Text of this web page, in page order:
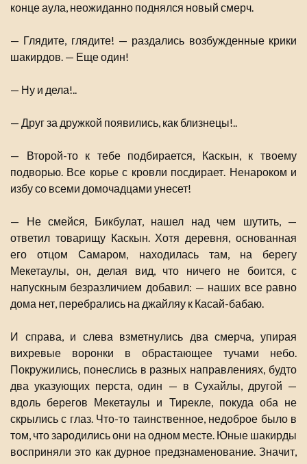
конце аула, неожиданно поднялся новый смерч.
— Глядите, глядите! — раздались возбужденные крики
шакирдов. — Еще один!
— Ну и дела!..
— Друг за дружкой появились, как близнецы!..
— Второй-то к тебе подбирается, Каскын, к твоему
подворью. Все корье с кровли посдирает. Ненароком и
избу со всеми домочадцами унесет!
— Не смейся, Бикбулат, нашел над чем шутить, —
ответил товарищу Каскын. Хотя деревня, основанная
его отцом Самаром, находилась там, на берегу
Мекетаулы, он, делая вид, что ничего не боится, с
напускным безразличием добавил: — наших все равно
дома нет, перебрались на джайляу к Касай-бабаю.
И справа, и слева взметнулись два смерча, упирая
вихревые воронки в обрастающее тучами небо.
Покружились, понеслись в разных направлениях, будто
два указующих перста, один — в Сухайлы, другой —
вдоль берегов Мекетаулы и Тирекле, покуда оба не
скрылись с глаз. Что-то таинственное, недоброе было в
том, что зародились они на одном месте. Юные шакирды
восприняли это как дурное предзнаменование. Значит,